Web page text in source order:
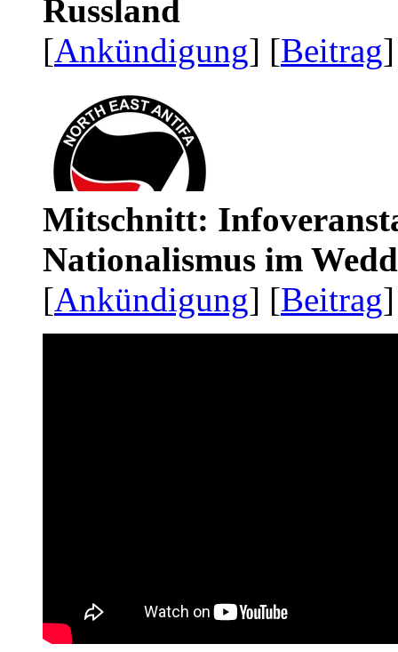
Russland
[Ankündigung] [Beitrag
Mitschnitt:
Nationalismus im
[Ankündigung] [Beitrag